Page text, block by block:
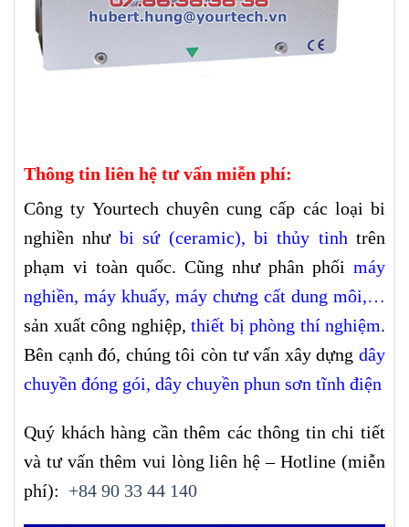
Thông tin liên hệ tư vấn miễn phí:
Công ty Yourtech chuyên cung cấp các loại bi
nghiền như bi sứ (ceramic), bi thủy tinh trên
phạm vi toàn quốc. Cũng như phân phối máy
nghiền, máy khuấy, máy chưng cất dung môi,…
sản xuất công nghiệp, thiết bị phòng thí nghiệm.
Bên cạnh đó, chúng tôi còn tư vấn xây dựng dây
chuyền đóng gói, dây chuyền phun sơn tĩnh điện
Quý khách hàng cần thêm các thông tin chi tiết
và tư vấn thêm vui lòng liên hệ – Hotline (miễn
phí): +84 90 33 44 140